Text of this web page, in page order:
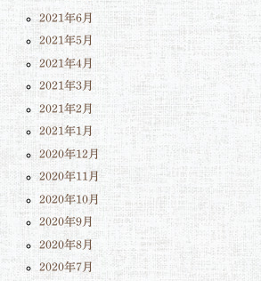
2021年6月
2021年5月
2021年4月
2021年3月
2021年2月
2021年1月
2020年12月
2020年11月
2020年10月
2020年9月
2020年8月
2020年7月